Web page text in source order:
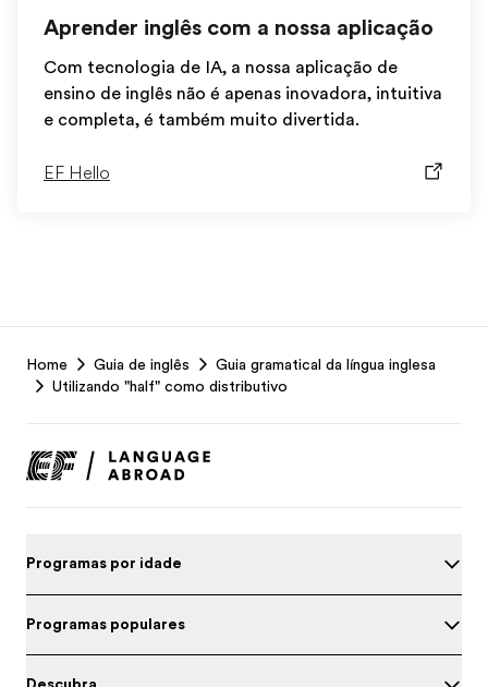
Aprender inglês com a nossa aplicação
Com tecnologia de IA, a nossa aplicação de
ensino de inglês não é apenas inovadora, intuitiva
e completa, é também muito divertida.
EF Hello
Footer
Home Guia de inglês
Guia gramatical da língua inglesa
Utilizando "half" como distributivo
Programas por idade
Programas populares